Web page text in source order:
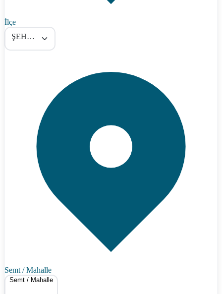
İlçe
ŞEHİTKAMİL
Semt / Mahalle
Semt / Mahalle